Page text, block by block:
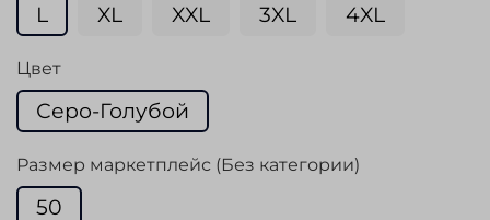
L XL XXL 3XL 4XL
Цвет
Серо-Голубой
Размер маркетплейс (Без категории)
50